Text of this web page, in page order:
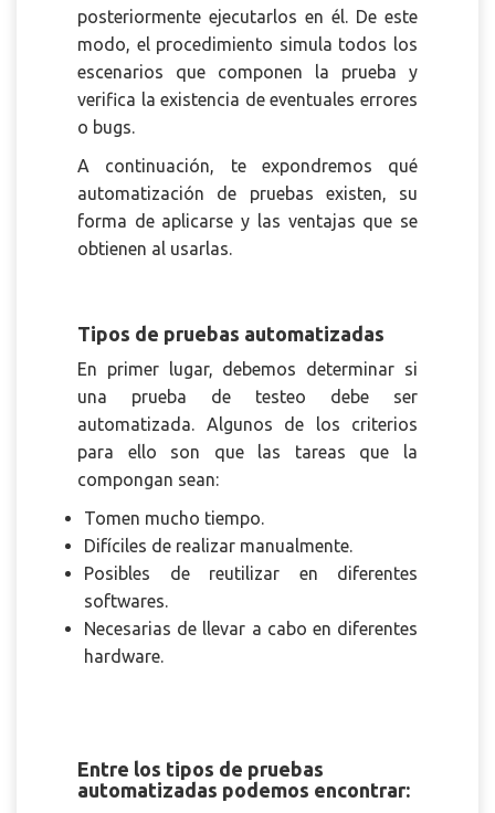
posteriormente ejecutarlos en él. De este
modo, el procedimiento simula todos los
escenarios que componen la prueba y
verifica la existencia de eventuales errores
o bugs.
A continuación, te expondremos qué
automatización de pruebas existen, su
forma de aplicarse y las ventajas que se
obtienen al usarlas.
Tipos de pruebas automatizadas
En primer lugar, debemos determinar si
una prueba de testeo debe ser
automatizada. Algunos de los criterios
para ello son que las tareas que la
compongan sean:
Tomen mucho tiempo.
Difíciles de realizar manualmente.
Posibles de reutilizar en diferentes
softwares.
Necesarias de llevar a cabo en diferentes
hardware.
Entre los tipos de pruebas
automatizadas podemos encontrar: